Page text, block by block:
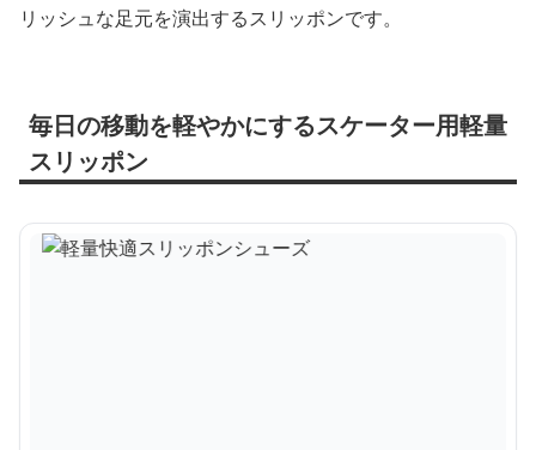
リッシュな足元を演出するスリッポンです。
毎日の移動を軽やかにするスケーター用軽量
スリッポン